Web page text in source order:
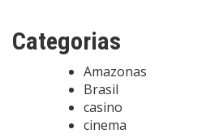
Categorias
Amazonas
Brasil
casino
cinema